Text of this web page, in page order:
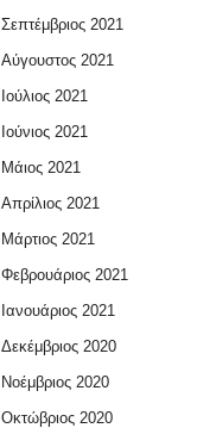
Σεπτέμβριος 2021
Αύγουστος 2021
Ιούλιος 2021
Ιούνιος 2021
Μάιος 2021
Απρίλιος 2021
Μάρτιος 2021
Φεβρουάριος 2021
Ιανουάριος 2021
Δεκέμβριος 2020
Νοέμβριος 2020
Οκτώβριος 2020